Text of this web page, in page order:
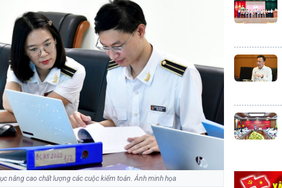
nâng cao chất lượng các cuộc kiểm toán. Ảnh minh họa